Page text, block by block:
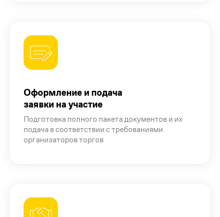
Оформление и подача
заявки на участие
Подготовка полного пакета документов и их
подача в соответствии с требованиями
организаторов торгов